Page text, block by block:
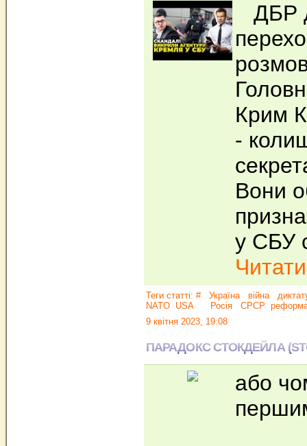
ДБР
Крим
-
Вони
у СБУ
Теги статті: # Україна війна
NATO USA Росія СРСР
9 квітня 2023, 19:08
ПАРАДОКС СТОКДЕЙЛА
або